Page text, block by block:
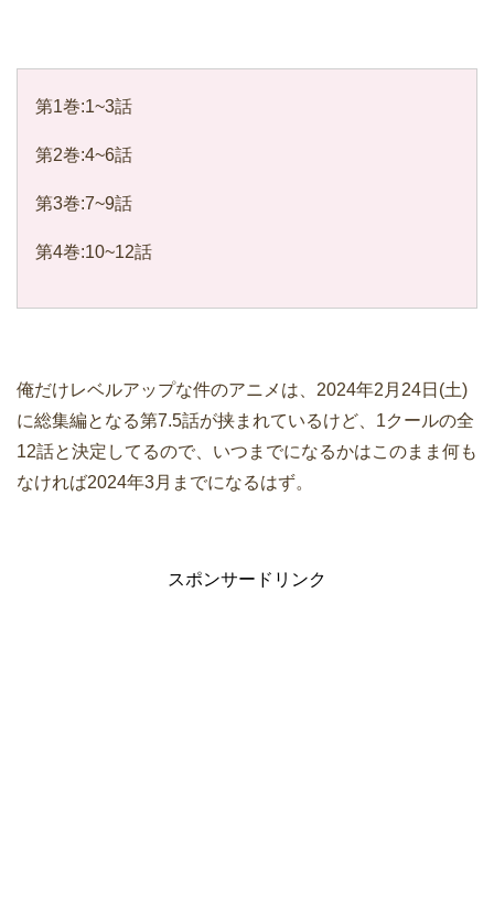
第1巻:1~3話
第2巻:4~6話
第3巻:7~9話
第4巻:10~12話
俺だけレベルアップな件のアニメは、2024年2月24日(土)
に総集編となる第7.5話が挟まれているけど、1クールの全
12話と決定してるので、いつまでになるかはこのまま何も
なければ2024年3月までになるはず。
スポンサードリンク